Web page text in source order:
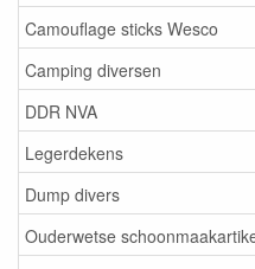
Camouflage sticks Wesco
Camping diversen
DDR NVA
Legerdekens
Dump divers
Ouderwetse